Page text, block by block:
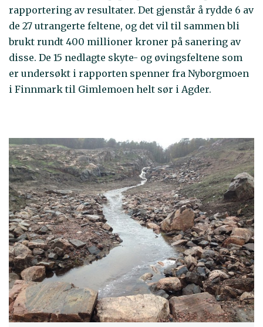
rapportering av resultater. Det gjenstår å rydde 6 av
de 27 utrangerte feltene, og det vil til sammen bli
brukt rundt 400 millioner kroner på sanering av
disse. De 15 nedlagte skyte- og øvingsfeltene som
er undersøkt i rapporten spenner fra Nyborgmoen
i Finnmark til Gimlemoen helt sør i Agder.